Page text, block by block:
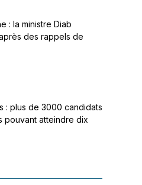
: la ministre Diab
des rappels de
: plus de 3000 candidats
pouvant atteindre dix